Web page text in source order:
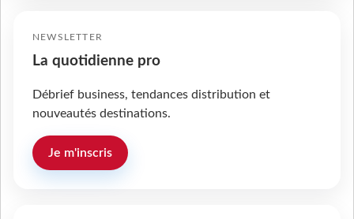
NEWSLETTER
La quotidienne pro
Débrief business, tendances distribution et
nouveautés destinations.
Je m'inscris